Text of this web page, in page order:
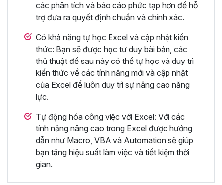
các phân tích và báo cáo phức tạp hơn để hỗ
trợ đưa ra quyết định chuẩn và chính xác.
Có khả năng tự học Excel và cập nhật kiến
thức: Bạn sẽ được học tư duy bài bản, các
thủ thuật để sau này có thể tự học và duy trì
kiến thức về các tính năng mới và cập nhật
của Excel để luôn duy trì sự nâng cao năng
lực.
Tự động hóa công việc với Excel: Với các
tính năng nâng cao trong Excel được hướng
dẫn như Macro, VBA và Automation sẽ giúp
bạn tăng hiệu suất làm việc và tiết kiệm thời
gian.